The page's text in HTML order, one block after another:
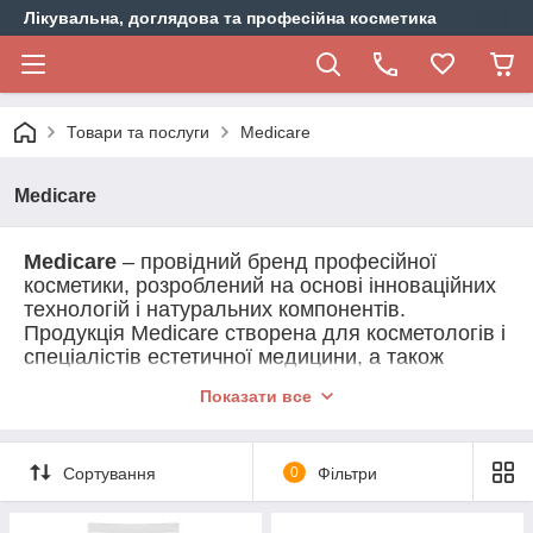
Лікувальна, доглядова та професійна косметика
Товари та послуги Medicare
Medicare
Medicare – провідний бренд професійної
косметики, розроблений на основі інноваційних
технологій і натуральних компонентів.
Продукція Medicare створена для косметологів і
спеціалістів естетичної медицини, а також
домашніх умовах. Основна перевага бренду –
Країна виробництва та філософія бренду
Країна виробництва:
Показати все
Сортування 0 Фільтри